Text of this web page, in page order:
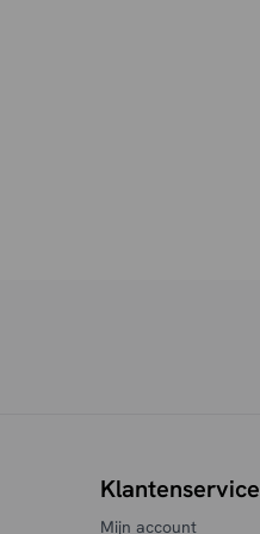
Klantenservice
Mijn account